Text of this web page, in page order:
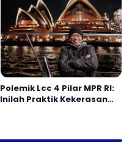
Polemik Lcc 4 Pilar MPR RI:
Inilah Praktik Kekerasan